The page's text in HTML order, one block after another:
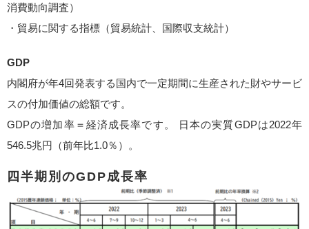
消費動向調査）
・貿易に関する指標（貿易統計、国際収支統計）
GDP
内閣府が年4回発表する国内で一定期間に生産された財やサービ
スの付加価値の総額です。
GDPの増加率＝経済成長率です。 日本の実質GDPは2022年
546.5兆円（前年比1.0％）。
四半期別のGDP成長率